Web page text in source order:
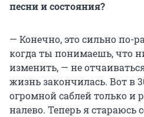
песни и состояния?
— Конечно, это сильно по-
когда ты понимаешь, что
изменить, — не
жизнь закончилась. Вот в
огромной саблей только и
налево. Теперь я стараюсь